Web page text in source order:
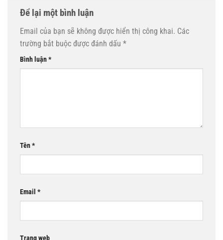
Để lại một bình luận
Email của bạn sẽ không được hiển thị công khai. Các
trường bắt buộc được đánh dấu *
Bình luận*
Tên*
Email *
Trang web